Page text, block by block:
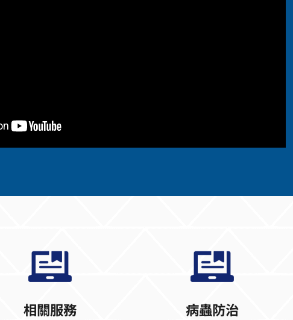
相關服務 病蟲防治